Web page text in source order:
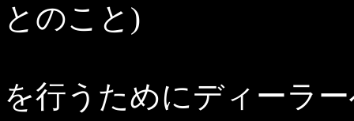
とのこと)
を行うためにディーラ